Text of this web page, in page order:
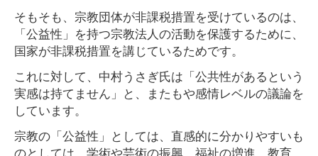
そもそも、宗教団体が非課税措置を受けているのは、
「公益性」を持つ宗教法人の活動を保護するために、
国家が非課税措置を講じているためです。
これに対して、中村うさぎ氏は「公共性があるという
実感は持てません」と、またもや感情レベルの議論を
しています。
宗教の「公益性」としては、直感的に分かりやすいも
のとしては、学術や芸術の振興、福祉の増進、教育、